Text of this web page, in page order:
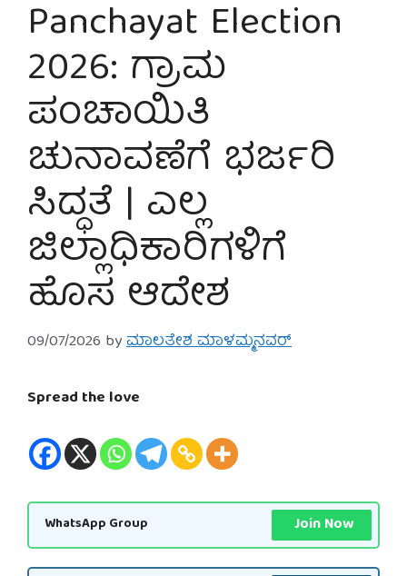
Panchayat Election
2026: ಗ್ರಾಮ
ಪಂಚಾಯಿತಿ
ಚುನಾವಣೆಗೆ ಭರ್ಜರಿ
ಸಿದ್ಧತೆ | ಎಲ್ಲ
ಜಿಲ್ಲಾಧಿಕಾರಿಗಳಿಗೆ
ಹೊಸ ಆದೇಶ
09/07/2026 byಮಾಲತೇಶ ಮಾಳಮ್ಮನವರ್
Spread the love
WhatsApp Group Join Now